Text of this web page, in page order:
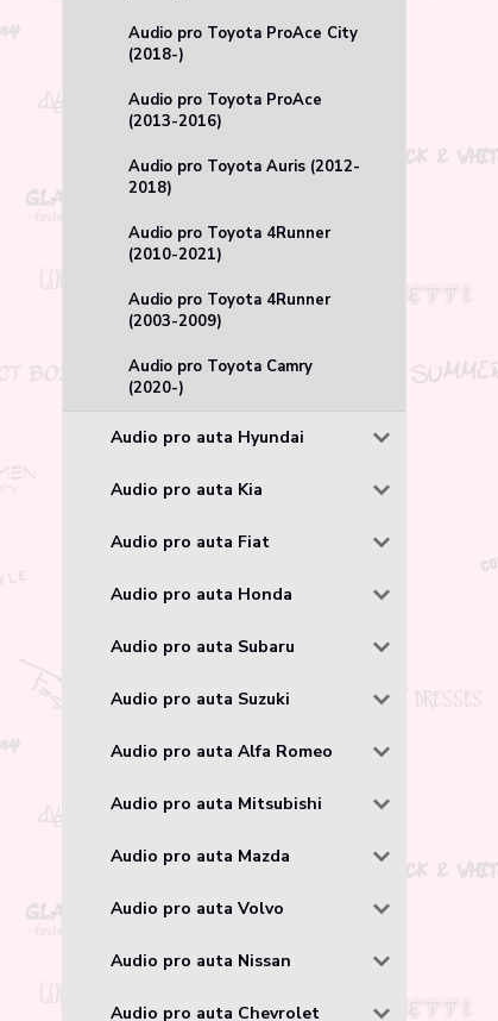
Audio pro Toyota ProAce City
(2018-)
Audio pro Toyota ProAce
(2013-2016)
Audio pro Toyota Auris (2012-
2018)
Audio pro Toyota 4Runner
(2010-2021)
Audio pro Toyota 4Runner
(2003-2009)
Audio pro Toyota Camry
(2020-)
Audio pro auta Hyundai
Audio pro auta Kia
Audio pro auta Fiat
Audio pro auta Honda
Audio pro auta Subaru
Audio pro auta Suzuki
Audio pro auta Alfa Romeo
Audio pro auta Mitsubishi
Audio pro auta Mazda
Audio pro auta Volvo
Audio pro auta Nissan
Audio pro auta Chevrolet